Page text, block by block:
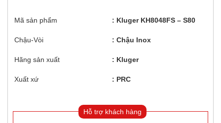
Mã sản phẩm Kluger KH8048FS – S80
Chậu-Vòi Chậu Inox
Hãng sản xuất Kluger
Xuất xứ PRC
Hỗ trợ khách hàng